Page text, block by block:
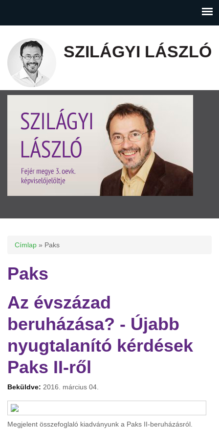
SZILÁGYI LÁSZLÓ
Jelenlegi hely
Címlap » Paks
Paks
Az évszázad
beruházása? - Újabb
nyugtalanító kérdések
Paks II-ről
Beküldve: 2016. március 04.
Megjelent összefoglaló kiadványunk a Paks II-beruházásról.